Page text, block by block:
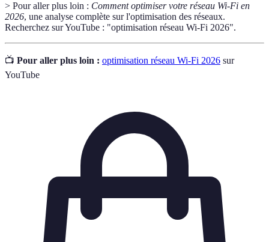
> Pour aller plus loin : Comment optimiser votre réseau Wi-Fi en
2026, une analyse complète sur l'optimisation des réseaux.
Recherchez sur YouTube : "optimisation réseau Wi-Fi 2026".
📺 Pour aller plus loin : optimisation réseau Wi-Fi 2026 sur
YouTube